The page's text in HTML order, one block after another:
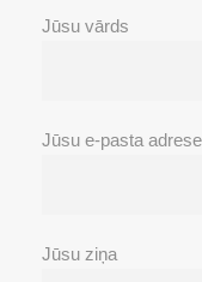
Jūsu vārds
Jūsu e-pasta adrese
Jūsu ziņa